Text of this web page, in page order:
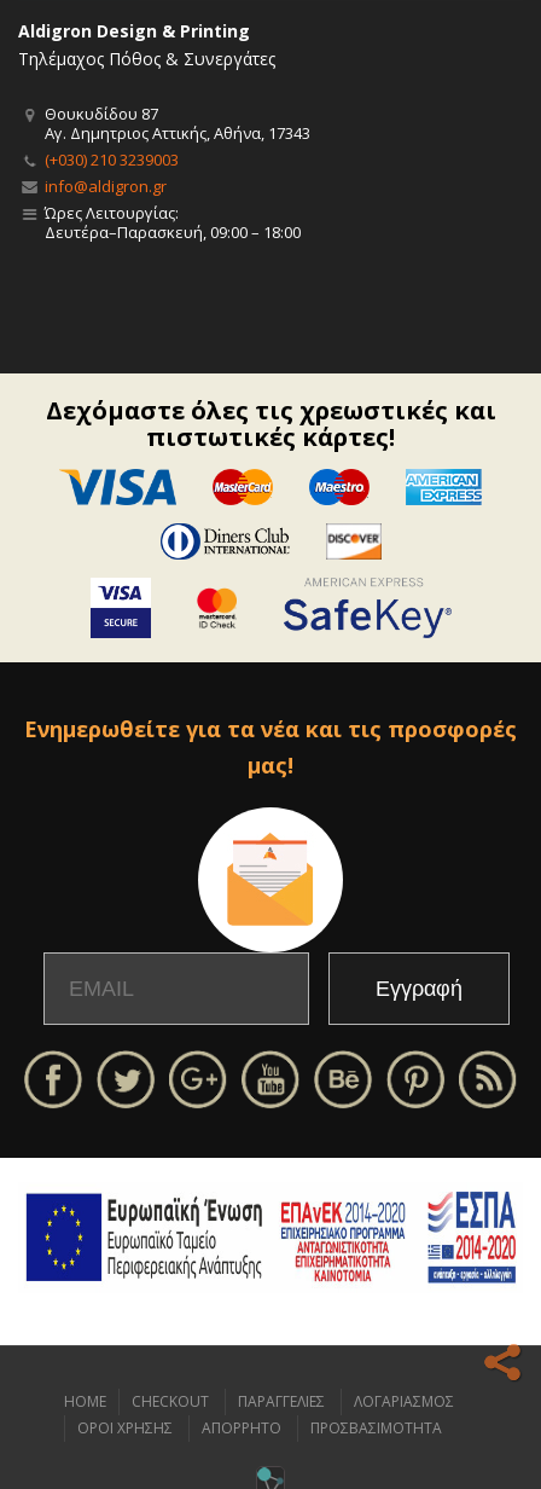
Aldigron Design & Printing
Τηλέμαχος Πόθος & Συνεργάτες
Θουκυδίδου 87
Αγ. Δημητριος Αττικής, Αθήνα, 17343
(+030) 210 3239003
info@aldigron.gr
Ώρες Λειτουργίας:
Δευτέρα–Παρασκευή, 09:00 – 18:00
Δεχόμαστε όλες τις χρεωστικές και
πιστωτικές κάρτες!
Ενημερωθείτε για τα νέα και τις προσφορές
μας!
Ο ιστοχώρος μας κάνει χρήση cookies για να σας προσφέρει την
HOME CHECKOUT ΠΑΡΑΓΓΕΛΙΕΣ
ΛΟΓΑΡΙΑΣΜΟΣ
ΟΡΟΙ ΧΡΗΣΗΣ
ΑΠΟΡΡΗΤΟ ΠΡΟΣΒΑΣΙΜΟΤΗΤΑ